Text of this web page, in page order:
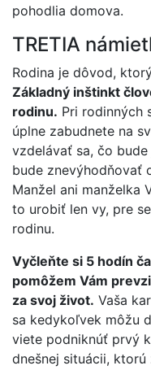
pohodlia domova.
TRETIA
Rodina je dôvod,
Základný inštinkt
rodinu. Pri rodinných
úplne zabudnete na
vzdelávať sa, čo
bude znevýhodňovať
Manžel ani manželka
to urobiť len vy, pre
rodinu.
Vyčleňte si 5 hodín
pomôžem Vám
za svoj život. Vaša
sa kedykoľvek môžu
viete podniknúť prvý
dnešnej situácii, ktorú